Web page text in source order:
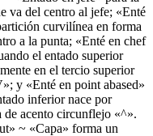
va del centro al jefe; «Enté
curvilínea en forma
a la punta; «Enté en chef
el entado superior
en el tercio superior
»; y «Enté en point abased»
inferior nace por
de acento circunflejo «^».
» ~ «Capa» forma un